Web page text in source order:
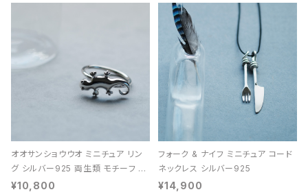
オオサンショウウオ ミニチュア リン
グ シルバー925 両生類 モチーフ レ
ディース ユニセックス
¥10,800
フォーク & ナイフ ミニチュア コード
ネックレス シルバー925
¥14,900